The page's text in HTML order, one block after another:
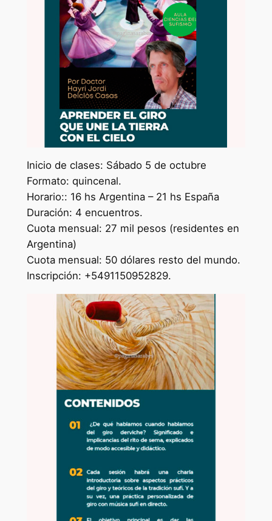
Inicio de clases: Sábado 5 de octubre
Formato: quincenal.
Horario:: 16 hs Argentina – 21 hs España
Duración: 4 encuentros.
Cuota mensual: 27 mil pesos (residentes en
Argentina)
Cuota mensual: 50 dólares resto del mundo.
Inscripción: +5491150952829.